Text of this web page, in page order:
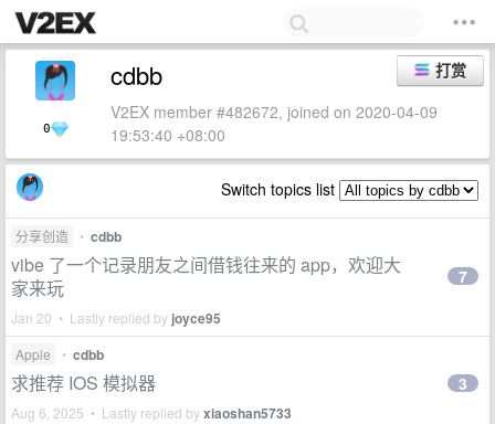
0
打赏
cdbb
V2EX member #482672, joined on 2020-04-09
19:53:40 +08:00
Switch topics list
分享创造 • cdbb
vibe 了一个记录朋友之间借钱往来的 app，欢迎大
家来玩
Jan 20 • Lastly replied by joyce95
7
Apple • cdbb
求推荐 IOS 模拟器
Aug 6, 2025 • Lastly replied byxiaoshan5733
3